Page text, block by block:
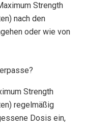
Strength
nach den
oder wie von
Strength
regelmäßig
Dosis ein,